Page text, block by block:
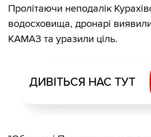
Пролітаючи неподалік
водосховища, дронарі
КАМАЗ та уразили ціль.
ДИВІТЬСЯ НАС ТУТ